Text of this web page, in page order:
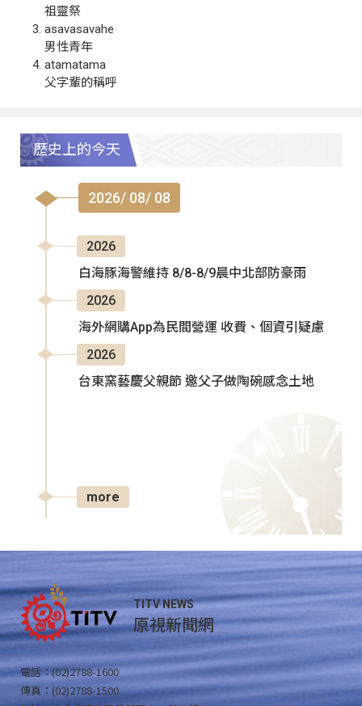
祖靈祭
asavasavahe
男性青年
atamatama
父字輩的稱呼
歷史上的今天
2026/ 08/ 08
2026
白海豚海警維持 8/8-8/9晨中北部防豪雨
2026
海外網購App為民間營運 收費、個資引疑慮
2026
台東窯藝慶父親節 邀父子做陶碗感念土地
more
TITV NEWS
原視新聞網
電話：(02)2788-1600
傳真：(02)2788-1500